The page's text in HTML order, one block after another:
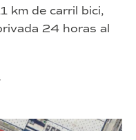
km de carril bici,
24 horas al